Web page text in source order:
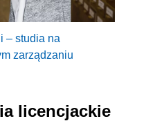
– studia na
zarządzaniu
licencjackie